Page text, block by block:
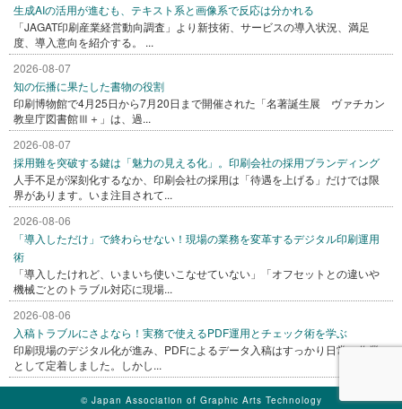
生成AIの活用が進むも、テキスト系と画像系で反応は分かれる
「JAGAT印刷産業経営動向調査」より新技術、サービスの導入状況、満足
度、導入意向を紹介する。 ...
2026-08-07
知の伝播に果たした書物の役割
印刷博物館で4月25日から7月20日まで開催された「名著誕生展 ヴァチカン
教皇庁図書館Ⅲ＋」は、過...
2026-08-07
採用難を突破する鍵は「魅力の見える化」。印刷会社の採用ブランディング
人手不足が深刻化するなか、印刷会社の採用は「待遇を上げる」だけでは限
界があります。いま注目されて...
2026-08-06
「導入しただけ」で終わらせない！現場の業務を変革するデジタル印刷運用
術
「導入したけれど、いまいち使いこなせていない」「オフセットとの違いや
機械ごとのトラブル対応に現場...
2026-08-06
入稿トラブルにさよなら！実務で使えるPDF運用とチェック術を学ぶ
印刷現場のデジタル化が進み、PDFによるデータ入稿はすっかり日常の作業
として定着しました。しかし...
© Japan Association of Graphic Arts Technology